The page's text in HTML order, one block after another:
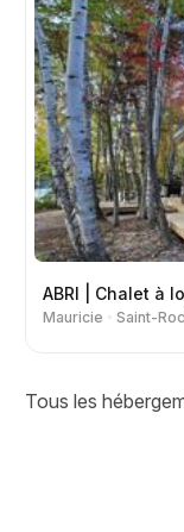
ABRI | Chalet à
Mauricie Saint-
Tous les